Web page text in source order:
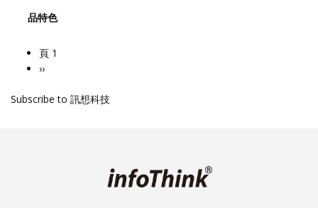
品特色
Pagination
頁 1
下
頁
››
Subscribe to 訊想科技